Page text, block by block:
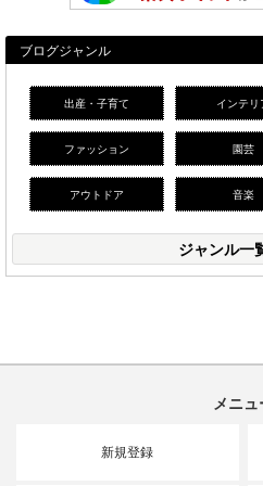
ブログジャンル
出産・子育て インテリ
ファッション 園芸
アウトドア 音楽
ジャンル一
メニュ
新規登録